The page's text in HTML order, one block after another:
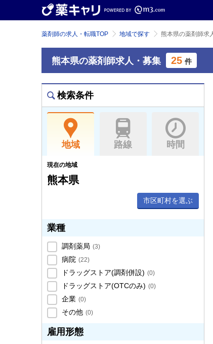
薬剤師の求人・転職TOP 地域で探す 熊本県の薬剤師求
熊本県の薬剤師求人・募集 25 件
検索条件
地域 路線 時間
現在の地域
熊本県
市区町村を選ぶ
業種
調剤薬局 (3)
病院 (22)
ドラッグストア(調剤併設) (0)
ドラッグストア(OTCのみ) (0)
企業 (0)
その他 (0)
雇用形態